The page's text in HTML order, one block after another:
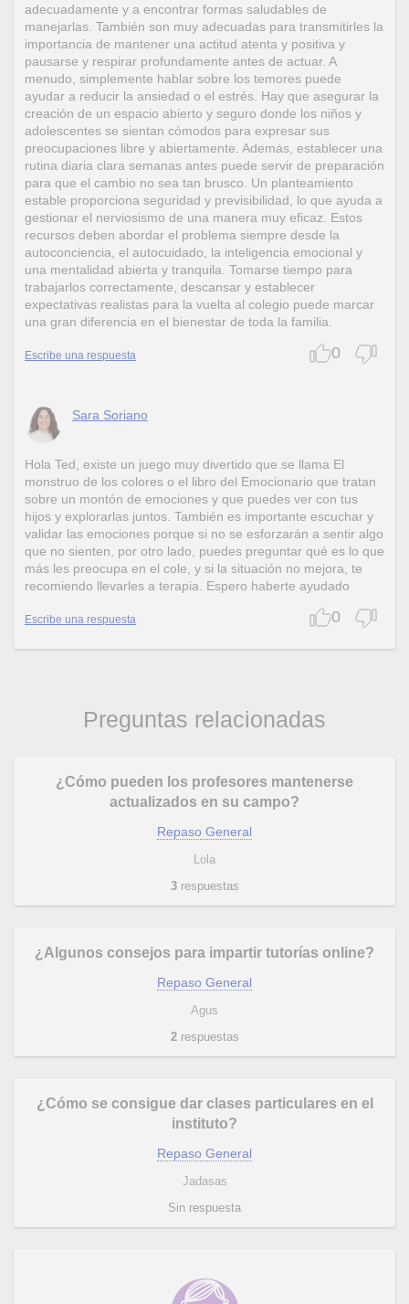
adecuadamente y a encontrar formas saludables de
manejarlas. También son muy adecuadas para transmitirles la
importancia de mantener una actitud atenta y positiva y
pausarse y respirar profundamente antes de actuar. A
menudo, simplemente hablar sobre los temores puede
ayudar a reducir la ansiedad o el estrés. Hay que asegurar la
creación de un espacio abierto y seguro donde los niños y
adolescentes se sientan cómodos para expresar sus
preocupaciones libre y abiertamente. Además, establecer una
rutina diaria clara semanas antes puede servir de preparación
para que el cambio no sea tan brusco. Un planteamiento
estable proporciona seguridad y previsibilidad, lo que ayuda a
gestionar el nerviosismo de una manera muy eficaz. Estos
recursos deben abordar el problema siempre desde la
autoconciencia, el autocuidado, la inteligencia emocional y
una mentalidad abierta y tranquila. Tomarse tiempo para
trabajarlos correctamente, descansar y establecer
expectativas realistas para la vuelta al colegio puede marcar
una gran diferencia en el bienestar de toda la familia.
Escribe una respuesta 0
Sara Soriano
Hola Ted, existe un juego muy divertido que se llama El
monstruo de los colores o el libro del Emocionario que tratan
sobre un montón de emociones y que puedes ver con tus
hijos y explorarlas juntos. También es importante escuchar y
validar las emociones porque si no se esforzarán a sentir algo
que no sienten, por otro lado, puedes preguntar qué es lo que
más les preocupa en el cole, y si la situación no mejora, te
recomiendo llevarles a terapia. Espero haberte ayudado
Escribe una respuesta 0
Preguntas relacionadas
¿Cómo pueden los profesores mantenerse
actualizados en su campo?
Repaso General
Lola
3respuestas
¿Algunos consejos para impartir tutorías online?
Repaso General
Agus
2respuestas
¿Cómo se consigue dar clases particulares en el
instituto?
Repaso General
Jadasas
Sin respuesta